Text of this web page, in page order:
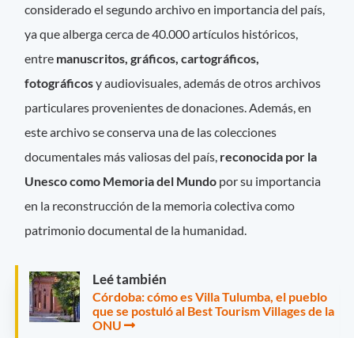
considerado el segundo archivo en importancia del país,
ya que alberga cerca de 40.000 artículos históricos,
entre manuscritos, gráficos, cartográficos,
fotográficosy audiovisuales, además de otros archivos
particulares provenientes de donaciones. Además, en
este archivo se conserva una de las colecciones
documentales más valiosas del país, reconocida por la
Unesco como Memoria del Mundo por su importancia
en la reconstrucción de la memoria colectiva como
patrimonio documental de la humanidad.
Leé también
Córdoba: cómo es Villa Tulumba, el pueblo
que se postuló al Best Tourism Villages de la
ONU